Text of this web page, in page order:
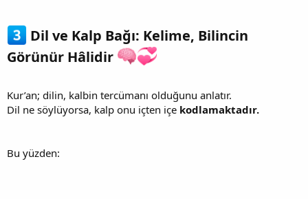
Dil ve Kalp Bağı: Kelime, Bilincin
Görünür Hâlidir
Kur’an; dilin, kalbin tercümanı olduğunu anlatır.
Dil ne söylüyorsa, kalp onu içten içe kodlamaktadır.
Bu yüzden: